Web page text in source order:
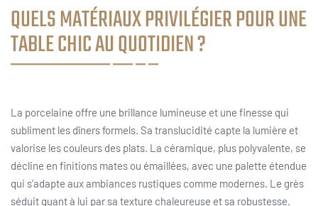
QUELS MATÉRIAUX PRIVILÉGIER POUR UNE
TABLE CHIC AU QUOTIDIEN ?
La porcelaine offre une brillance lumineuse et une finesse qui
subliment les dîners formels. Sa translucidité capte la lumière et
valorise les couleurs des plats. La céramique, plus polyvalente, se
décline en finitions mates ou émaillées, avec une palette étendue
qui s’adapte aux ambiances rustiques comme modernes. Le grès
séduit quant à lui par sa texture chaleureuse et sa robustesse.